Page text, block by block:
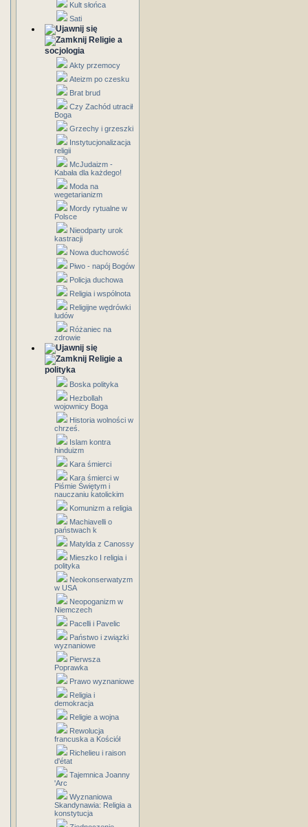
Kult słońca
Sati
Religie a
socjologia
Akty przemocy
Ateizm po czesku
Brat brud
Czy Zachód utracił
Boga
Grzechy i grzeszki
Instytucjonalizacja
religii
McJudaizm -
Kabała dla każdego!
Moda na
wegetarianizm
Mordy rytualne w
Polsce
Nieodparty urok
kastracji
Nowa duchowość
Piwo - napój Bogów
Policja duchowa
Religia i wspólnota
Religijne wędrówki
ludów
Różaniec na
zdrowie
Religie a
polityka
Boska polityka
Hezbollah
wojownicy Boga
Historia wolności w
chrześ.
Islam kontra
hinduizm
Kara śmierci
Kara śmierci w
Piśmie Świętym i
nauczaniu katolickim
Komunizm a religia
Machiavelli o
państwach k
Matylda z Canossy
Mieszko I religia i
polityka
Neokonserwatyzm
w USA
Neopoganizm w
Niemczech
Pacelli i Pavelic
Państwo i związki
wyznaniowe
Pierwsza
Poprawka
Prawo wyznaniowe
Religia i
demokracja
Religie a wojna
Rewolucja
francuska a Kościół
Richelieu i raison
d'état
Tajemnica Joanny
'Arc
Wyznaniowa
Skandynawia: Religia a
konstytucja